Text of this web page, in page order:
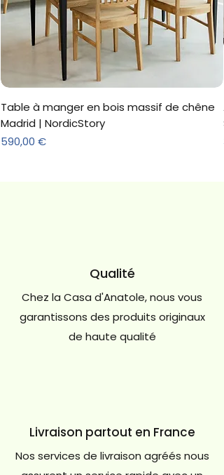
Table à manger en bois massif de chêne
Madrid | NordicStory
Prix
590,00 €
Qualité
Chez la Casa d'Anatole, nous vous
garantissons des produits originaux
de haute qualité
Livraison partout en France
Nos services de livraison agréés nous